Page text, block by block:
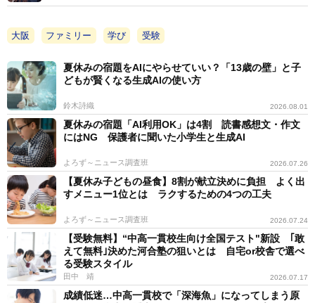
ここにあります。各校が掲げる教育理念に関しては、道
うかについては各人の意思、ひいては束ねる方の考えや
行動が重要なものとなります。パンフレットやホームペ
ージ、入試要項だけでなく、できるだけ「人が見える機
会」を生かして受験校を検討していただくことをおすす
めします(進学館では5月・6月に有名私立中講演会を実
施し、校長先生をはじめ中核を担う先生方に学校のウリ
をお話しいただきますので、ぜひご活用ください)。
前述の田中校長は赴任前、恩師に「生きるために教師
をやるのか。教師をやるために生きるのか」と問われた
そうです。以来、教員の「働き方改革」とともに「働き
甲斐改革」も大切にしている、ということ。働き甲斐を
大阪 ファミリー 学び 受験
夏休みの宿題をAIにやらせていい？「13歳の壁」と子
どもが賢くなる生成AIの使い方
鈴木詩織 2026.08.01
夏休みの宿題「AI利用OK」は4割 読書感想文・作文
にはNG 保護者に聞いた小学生と生成AI
よろず～ニュース調査班 2026.07.26
【夏休み子どもの昼食】8割が献立決めに負担 よく出
すメニュー1位とは ラクするための4つの工夫
よろず～ニュース調査班 2026.07.24
【受験無料】“中高一貫校生向け全国テスト"新設 ｢敢
えて無料｣決めた河合塾の狙いとは 自宅or校舎で選べ
る受験スタイル
田中 靖 2026.07.17
成績低迷…中高一貫校で「深海魚」になってしまう原